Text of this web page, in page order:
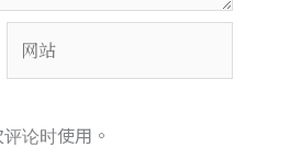
论时使用。